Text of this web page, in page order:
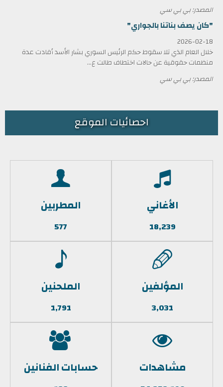
المصدر: بي بي سي
"كان يصف بناتنا بالجواري"
2026-02-18
خلال العام الذي تلا سقوط حكم الرئيس السوري بشار الأسد أفادت عدة
منظمات حقوقية عن حالات اختطاف طالت ع...
المصدر: بي بي سي
احصائيات الموقع
الأغاني
18,239
المطربين
577
المؤلفين
3,031
الملحنين
1,791
مشاهدات حسابات الفنانين